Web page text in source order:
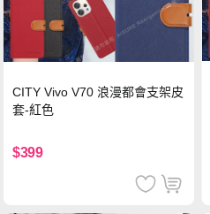
CITY Vivo V70 浪漫都會支架皮
套-紅色
$399